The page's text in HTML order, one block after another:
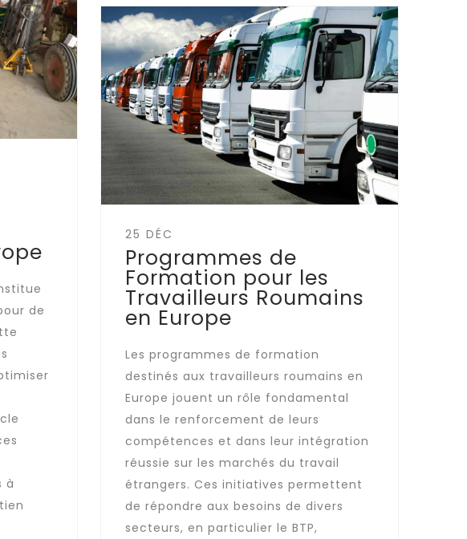
de
à
25 DÉC
Programmes de
Formation pour les
Travailleurs Roumains
en Europe
Les programmes de formation
destinés aux travailleurs roumains en
Europe jouent un rôle fondamental
dans le renforcement de leurs
compétences et dans leur intégration
réussie sur les marchés du travail
étrangers. Ces initiatives permettent
de répondre aux besoins de divers
secteurs, en particulier le BTP,